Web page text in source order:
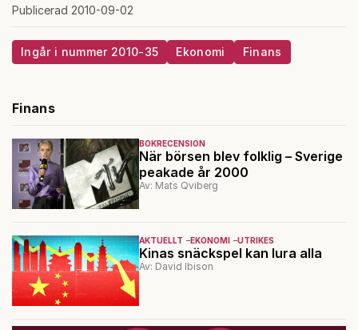
Publicerad 2010-09-02
Ingår i nummer 2010-35 Ekonomi Finans
Finans
BOKRECENSION
När börsen blev folklig – Sverige
peakade år 2000
Av: Mats Qviberg
AKTUELLT EKONOMI UTRIKES
Kinas snäckspel kan lura alla
Av: David Ibison